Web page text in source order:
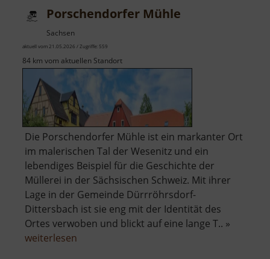
Porschendorfer Mühle
Sachsen
aktuell vom 21.05.2026 / Zugriffe: 559
84 km vom aktuellen Standort
Die Porschendorfer Mühle ist ein markanter Ort
im malerischen Tal der Wesenitz und ein
lebendiges Beispiel für die Geschichte der
Müllerei in der Sächsischen Schweiz. Mit ihrer
Lage in der Gemeinde Dürrröhrsdorf-
Dittersbach ist sie eng mit der Identität des
Ortes verwoben und blickt auf eine lange T.. »
weiterlesen